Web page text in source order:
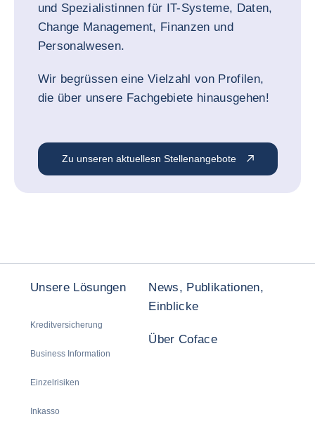
und Spezialistinnen für IT-Systeme, Daten,
Change Management, Finanzen und
Personalwesen.
Wir begrüssen eine Vielzahl von Profilen,
die über unsere Fachgebiete hinausgehen!
Zu unseren aktuellesn Stellenangebote
Unsere Lösungen
Kreditversicherung
Business Information
Einzelrisiken
Inkasso
News, Publikationen,
Einblicke
Über Coface